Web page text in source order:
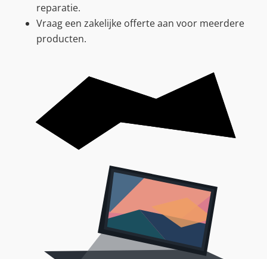
reparatie.
Vraag een zakelijke offerte aan voor meerdere
producten.